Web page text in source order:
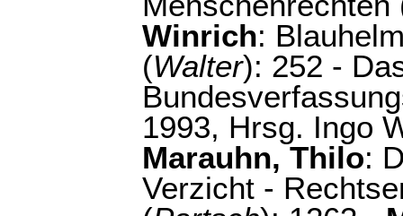
Winrich:
(Walter): 252 -
1993, Hrsg. Ingo
Marauhn, Thilo:
Verzicht -